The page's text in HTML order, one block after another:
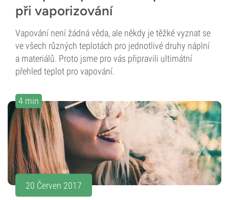
při vaporizování
Vapování není žádná věda, ale někdy je těžké vyznat se
ve všech různých teplotách pro jednotlivé druhy náplní
a materiálů. Proto jsme pro vás připravili ultimátní
přehled teplot pro vapování.
4 min
20 Červen 2017